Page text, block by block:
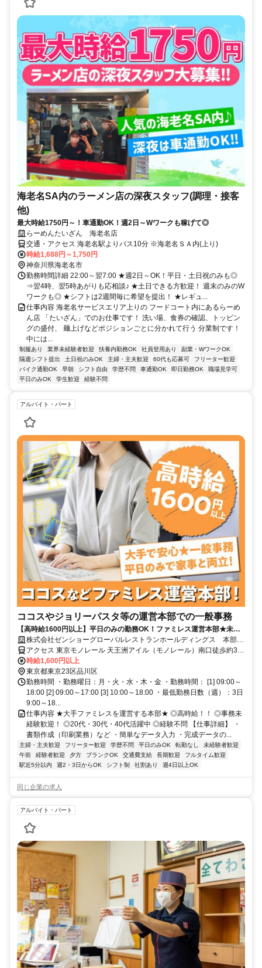
海老名SA内のラーメン店の深夜スタッフ(調理・接客
他)
最大時給1750円～！車通勤OK！週2日～Wワークも稼げて◎
らーめんたいざん 海老名店
交通・アクセス 海老名駅よりバス10分 ※海老名ＳＡ内(上り)
時給1,688円～1,750円
神奈川県海老名市
勤務時間詳細 22:00～翌7:00 ★週2日～OK！平日・土日祝のみも◎
⇒翌4時、翌5時あがりも応相談♪ ★土日できる方歓迎！ 週末のみのW
ワークも◎ ★シフトは2週間毎に希望を提出！ ★レギュ...
仕事内容 海老名サービスエリア上りの フードコート内にあるらーめ
ん店 「たいざん」でのお仕事です！ 洗い場、食券の確認、トッピン
グの盛付、 麺上げなどポジションごとに分かれて行う 分業制です！
中には...
制服あり 業界未経験者歓迎 扶養内勤務OK 社員登用あり
副業・WワークOK
隔週シフト提出
土日祝のみOK 主婦・主夫歓迎 60代も応募可
フリーター歓迎
バイク通勤OK
早朝 シフト自由 学歴不問 車通勤OK 即日勤務OK
職場見学可
平日のみOK
学生歓迎 経験不問
アルバイト・パート
ココスやジョリーパスタ等の運営本部での一般事務
【高時給1600円以上】平日のみの勤務OK！ファミレス運営本部★未経
験OK★簡単なデータ入力等！
株式会社ゼンショーグローバルレストランホールディングス 本部事
務[HD0010]
アクセス 東京モノレール 天王洲アイル（モノレール）南口徒歩約3
分、りんかい線/ＪＲ埼京線 天王洲アイル（りんかい線）A口徒歩約3
分、京急本線 新馬場北口徒歩約15分 天王洲アイル駅より徒歩3分
（浜松町駅より東京モノレールで1駅）/品川駅よりバスで7分
時給1,600円以上
東京都東京23区品川区
勤務時間 ・勤務曜日：月・火・水・木・金 ・勤務時間： [1] 09:00～
18:00 [2] 09:00～17:00 [3] 10:00～18:00 ・最低勤務日数（週）：3日
9:00～18...
仕事内容 ★大手ファミレスを運営する本部★ ◎高時給！！ ◎事務未
経験歓迎！ ◎20代・30代・40代活躍中 ◎経験不問 【仕事詳細】 ・
書類作成（印刷業務）など ・簡単なデータ入力 ・完成データの...
主婦・主夫歓迎 フリーター歓迎 学歴不問 平日のみOK 転勤なし
未経験者歓迎
午前
経験者歓迎 夕方 ブランクOK 交通費支給 長期歓迎
フルタイム歓迎
駅近5分以内
週2・3日からOK シフト制 社割あり 週4日以上OK
同じ企業の求人
アルバイト・パート